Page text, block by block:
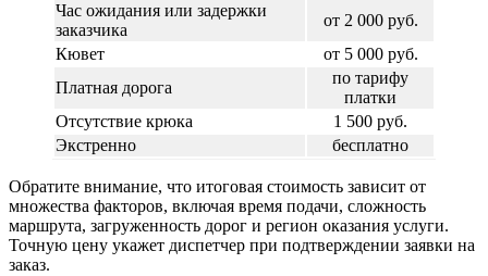
Час ожидания или задержки
заказчика
от 2 000 руб.
Кювет
от 5 000 руб.
Платная дорога
по тарифу
платки
Отсутствие крюка
1 500 руб.
Экстренно
бесплатно
Обратите внимание, что итоговая стоимость зависит от
множества факторов, включая время подачи, сложность
маршрута, загруженность дорог и регион оказания услуги.
Точную цену укажет диспетчер при подтверждении заявки на
заказ.